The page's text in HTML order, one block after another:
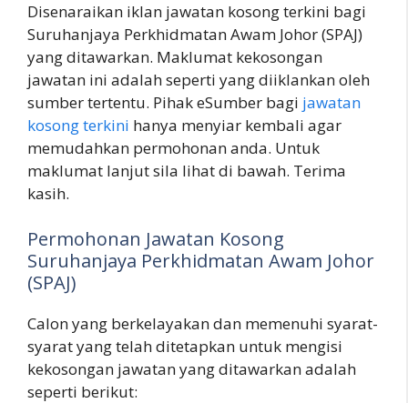
Disenaraikan iklan jawatan kosong terkini bagi
Suruhanjaya Perkhidmatan Awam Johor (SPAJ)
yang ditawarkan. Maklumat kekosongan
jawatan ini adalah seperti yang diiklankan oleh
sumber tertentu. Pihak eSumber bagi jawatan
kosong terkini hanya menyiar kembali agar
memudahkan permohonan anda. Untuk
maklumat lanjut sila lihat di bawah. Terima
kasih.
Permohonan Jawatan Kosong
Suruhanjaya Perkhidmatan Awam Johor
(SPAJ)
Calon yang berkelayakan dan memenuhi syarat-
syarat yang telah ditetapkan untuk mengisi
kekosongan jawatan yang ditawarkan adalah
seperti berikut: